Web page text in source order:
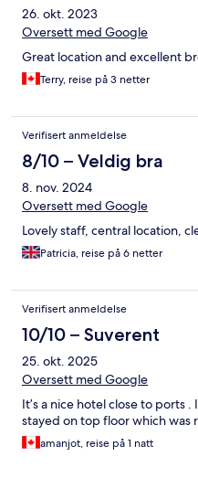
26. okt. 2023
Oversett med Google
Great location and excellent
Terry, reise på 3 netter
Verifisert anmeldelse
8/10 – Veldig bra
8. nov. 2024
Oversett med Google
Lovely staff, central location,
Patricia, reise på 6 netter
Verifisert anmeldelse
10/10 – Suverent
25. okt. 2025
Oversett med Google
It’s a nice hotel close to ports
stayed on top floor which was
amanjot, reise på 1 natt